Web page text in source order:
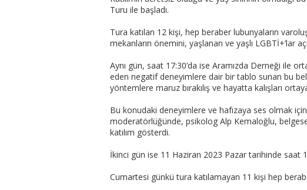
Turu ile başladı.
Tura katılan 12 kişi, hep beraber lubunyaların
mekanların önemini, yaşlanan ve yaşlı LGBTİ+’lar
Aynı gün, saat 17:30’da ise Aramızda Derneği ile
eden negatif deneyimlere dair bir tablo sunan bu
yöntemlere maruz bırakılış ve hayatta kalışları
Bu konudaki deneyimlere ve hafızaya ses olmak
moderatörlüğünde, psikolog Alp Kemaloğlu,
katılım gösterdi.
İkinci gün ise 11 Haziran 2023 Pazar tarihinde saat
Cumartesi günkü tura katılamayan 11 kişi hep